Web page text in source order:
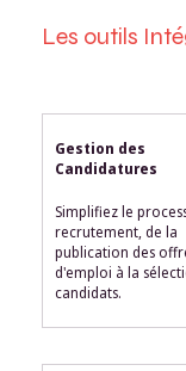
Les outils
Gestion des
Candidatures
Simplifiez le
recrutement, de la
publication des
d'emploi à la
candidats.